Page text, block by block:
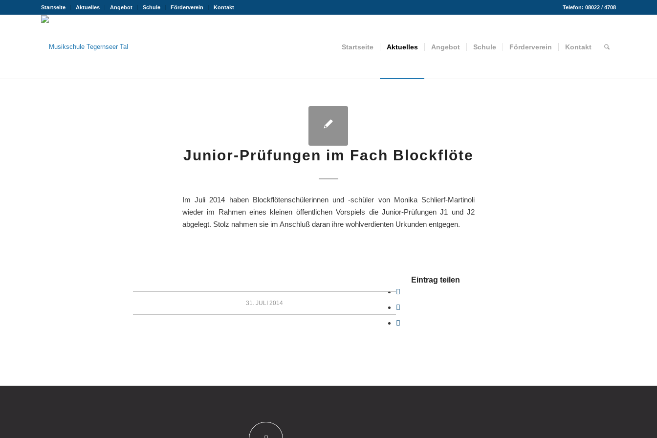
Startseite Aktuelles Angebot Schule Förderverein Kontakt Telefon: 08022 / 4708
Startseite Aktuelles Angebot Schule Förderverein Kontakt
Junior-Prüfungen im Fach Blockflöte
Im Juli 2014 haben Blockflötenschülerinnen und -schüler von Monika Schlierf-Martinoli
wieder im Rahmen eines kleinen öffentlichen Vorspiels die Junior-Prüfungen J1 und J2
abgelegt. Stolz nahmen sie im Anschluß daran ihre wohlverdienten Urkunden entgegen.
31. JULI 2014
Eintrag teilen